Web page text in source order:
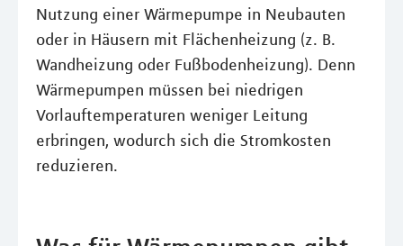
Nutzung einer Wärmepumpe in Neubauten
oder in Häusern mit Flächenheizung (z. B.
Wandheizung oder Fußbodenheizung). Denn
Wärmepumpen müssen bei niedrigen
Vorlauftemperaturen weniger Leitung
erbringen, wodurch sich die Stromkosten
reduzieren.